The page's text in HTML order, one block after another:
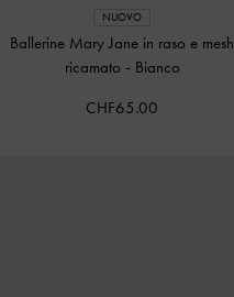
NUOVO
Ballerine Mary Jane in raso e mesh
ricamato - Bianco
CHF65.00